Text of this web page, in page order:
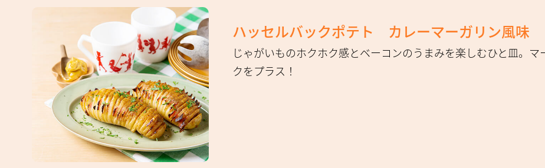
ハッセルバックポテト カレーマーガリン風味
じゃがいものホクホク感とベーコンのうまみを楽しむひと皿。
クをプラス！